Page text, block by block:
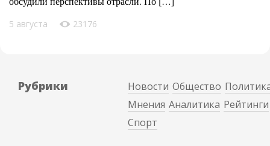
5 августа 23176
Рубрики Новости Общество
Мнения Аналитика Рейтинги
Спорт